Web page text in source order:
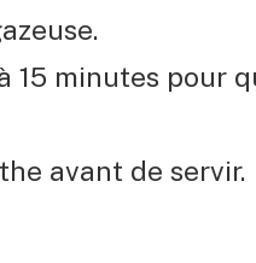
15 minutes pour
avant de servir.